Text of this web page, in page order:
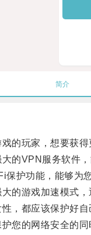
简介
玩家，想要获得
VPN服务软件，
护功能，能够为您
游戏加速模式，
都应该保护好自
的网络安全的同